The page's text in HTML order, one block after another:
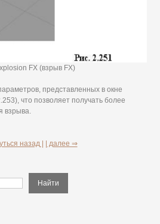
FX (взрыв FX)
представленных в окне
что позволяет получать более
взрыва.
назад | | далее ⇒